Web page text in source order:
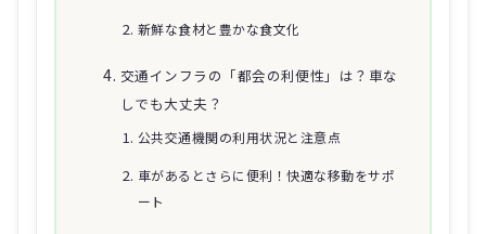
新鮮な食材と豊かな食文化
交通インフラの「都会の利便性」は？車な
しでも大丈夫？
公共交通機関の利用状況と注意点
車があるとさらに便利！快適な移動をサポ
ート